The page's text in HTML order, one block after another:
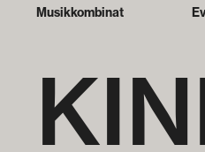
Musikkombinat